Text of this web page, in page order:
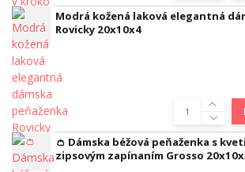
Modrá kožená laková elegantná
Rovicky 20x10x4
👛 Dámska béžová peňaženka s
zipsovým zapínaním Grosso